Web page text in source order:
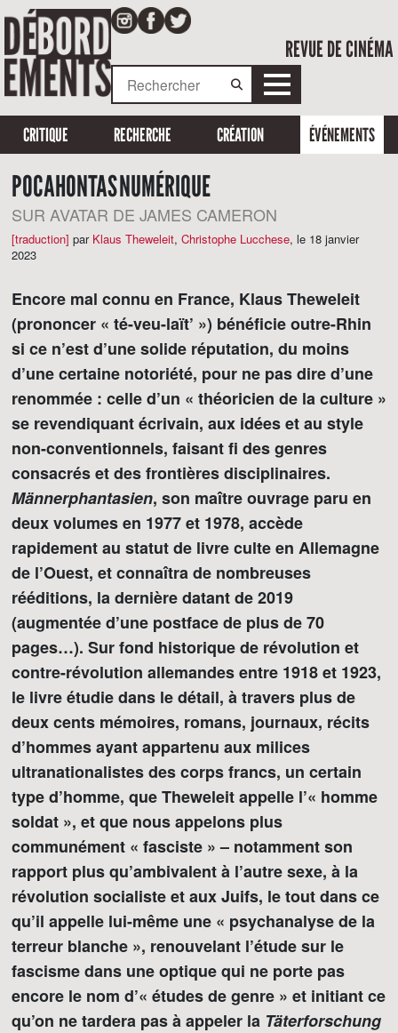
REVUE DE CINÉMA
CRITIQUE RECHERCHE CRÉATION ÉVÉNEMENTS
POCAHONTAS NUMÉRIQUE
SUR AVATAR DE JAMES CAMERON
[traduction] par Klaus Theweleit, Christophe Lucchese, le 18 janvier
2023
Encore mal connu en France, Klaus Theweleit
(prononcer « té-veu-laït’ ») bénéficie outre-Rhin
si ce n’est d’une solide réputation, du moins
d’une certaine notoriété, pour ne pas dire d’une
renommée : celle d’un « théoricien de la culture »
se revendiquant écrivain, aux idées et au style
non-conventionnels, faisant fi des genres
consacrés et des frontières disciplinaires.
Männerphantasien, son maître ouvrage paru en
deux volumes en 1977 et 1978, accède
rapidement au statut de livre culte en Allemagne
de l’Ouest, et connaîtra de nombreuses
rééditions, la dernière datant de 2019
(augmentée d’une postface de plus de 70
pages…). Sur fond historique de révolution et
contre-révolution allemandes entre 1918 et 1923,
le livre étudie dans le détail, à travers plus de
deux cents mémoires, romans, journaux, récits
d’hommes ayant appartenu aux milices
ultranationalistes des corps francs, un certain
type d’homme, que Theweleit appelle l’« homme
soldat », et que nous appelons plus
communément « fasciste » – notamment son
rapport plus qu’ambivalent à l’autre sexe, à la
révolution socialiste et aux Juifs, le tout dans ce
qu’il appelle lui-même une « psychanalyse de la
terreur blanche », renouvelant l’étude sur le
fascisme dans une optique qui ne porte pas
encore le nom d’« études de genre » et initiant ce
qu’on ne tardera pas à appeler la Täterforschung